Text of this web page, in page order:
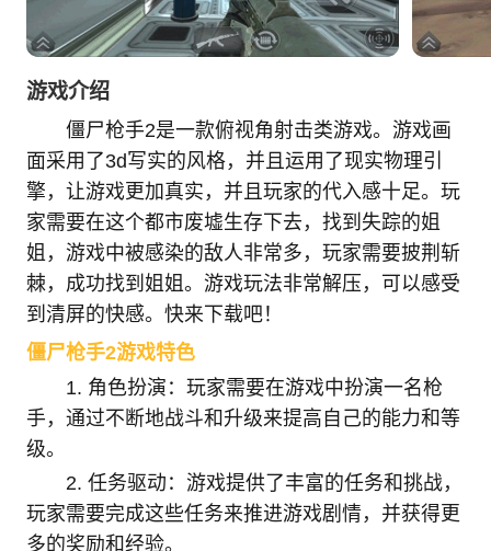
游戏介绍
僵尸枪手2是一款俯视角射击类游戏。游戏画
面采用了3d写实的风格，并且运用了现实物理引
擎，让游戏更加真实，并且玩家的代入感十足。玩
家需要在这个都市废墟生存下去，找到失踪的姐
姐，游戏中被感染的敌人非常多，玩家需要披荆斩
棘，成功找到姐姐。游戏玩法非常解压，可以感受
到清屏的快感。快来下载吧！
僵尸枪手2游戏特色
1. 角色扮演：玩家需要在游戏中扮演一名枪
手，通过不断地战斗和升级来提高自己的能力和等
级。
2. 任务驱动：游戏提供了丰富的任务和挑战，
玩家需要完成这些任务来推进游戏剧情，并获得更
多的奖励和经验。